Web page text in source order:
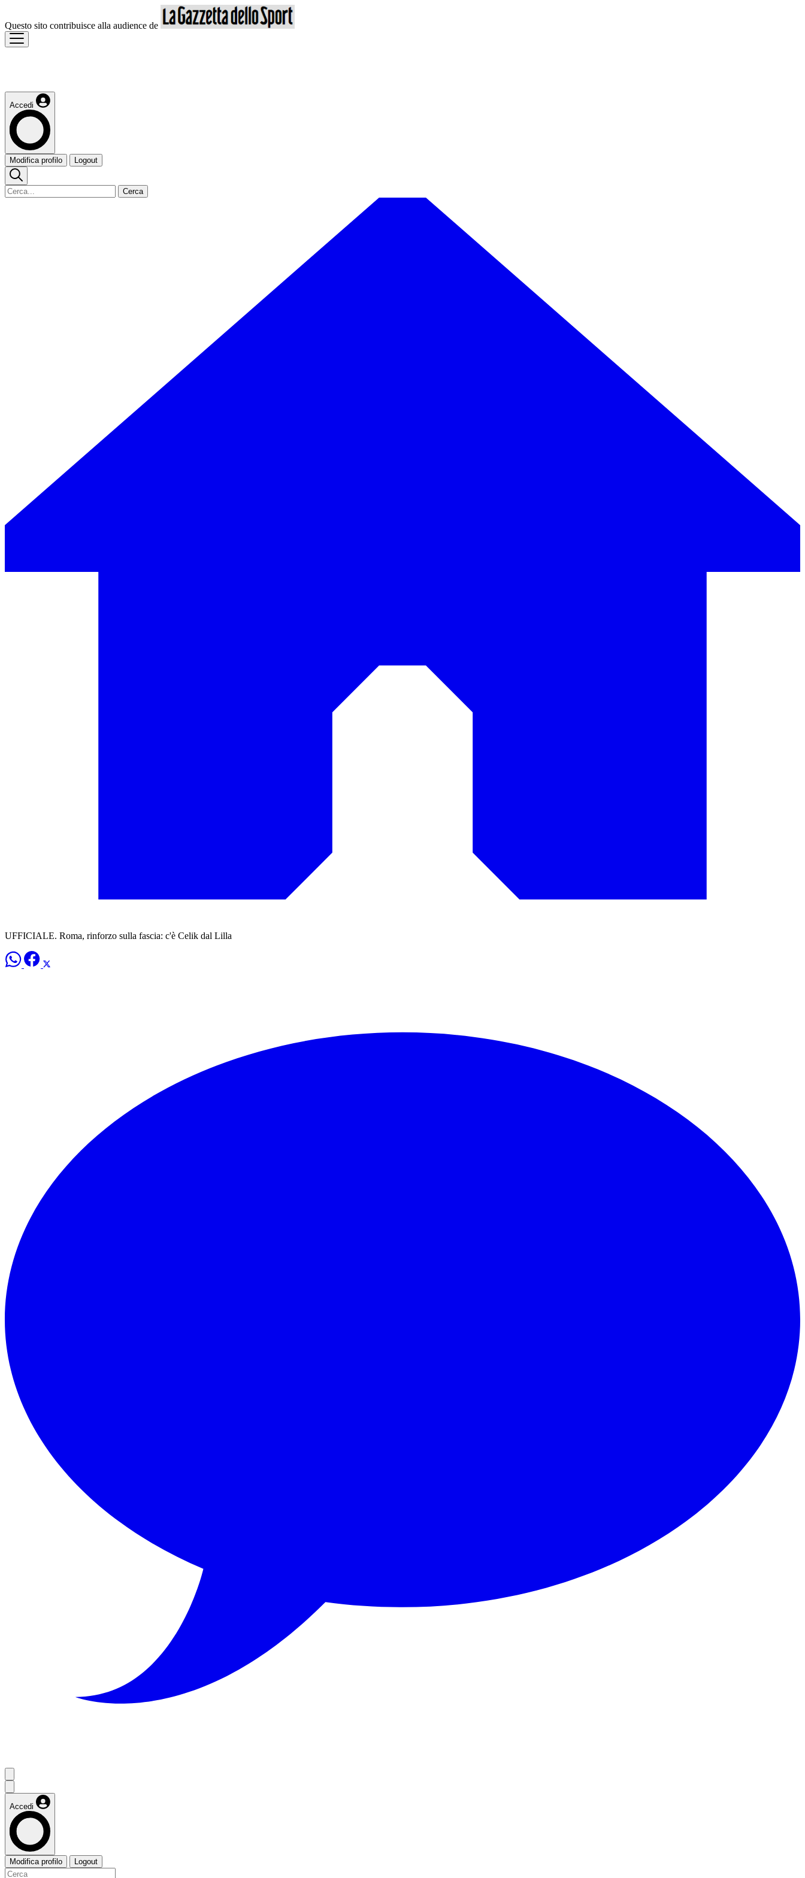
Questo sito contribuisce alla audience de
Accedi
Modifica profilo Logout
Cerca
UFFICIALE. Roma, rinforzo sulla fascia: c'è Celik dal Lilla
Accedi
Modifica profilo Logout